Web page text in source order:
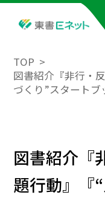
TOP
図書紹介『非行・
づくり”スタートブ
図書紹介『
題行動』『